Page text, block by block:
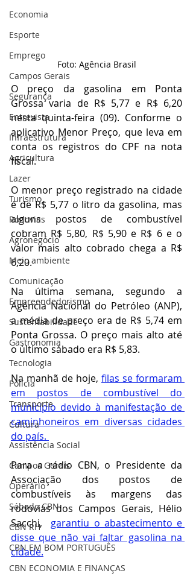
Economia
Esporte
Emprego
Campos Gerais
Segurança
Entrevista
Infraestrutura
Agricultura
Lazer
Turismo
Rodovias
Agronegócio
Meio ambiente
Comunicação
Empreendedorismo
Sustentabilidade
Gastronomia
Tecnologia
Polícia
Transporte
Cultura
Assistência Social
Campos Gerais
Operário
Sábado CBN
CBN RH
CBN EM BOM PORTUGUÊS
CBN ECONOMIA E FINANÇAS
Foto: Agência Brasil
O preço da gasolina em Ponta
Grossa varia de R$ 5,77 e R$ 6,20
nesta quinta-feira (09). Conforme o
aplicativo Menor Preço, que leva em
conta os registros do CPF na nota
fiscal.
O menor preço registrado na cidade
é de R$ 5,77 o litro da gasolina, mas
alguns postos de combustível
cobram R$ 5,80, R$ 5,90 e R$ 6 e o
valor mais alto cobrado chega a R$
6,20.
Na última semana, segundo a
Agência Nacional do Petróleo (ANP),
a média de preço era de R$ 5,74 em
Ponta Grossa. O preço mais alto até
o último sábado era R$ 5,83.
Na manhã de hoje, filas se formaram
em postos de combustível do
município devido à manifestação de
caminhoneiros em diversas cidades
do país.
Para a rádio CBN, o Presidente da
Associação dos postos de
combustíveis às margens das
rodovias dos Campos Gerais, Hélio
Sacchi, garantiu o abastecimento e
disse que não vai faltar gasolina na
cidade.